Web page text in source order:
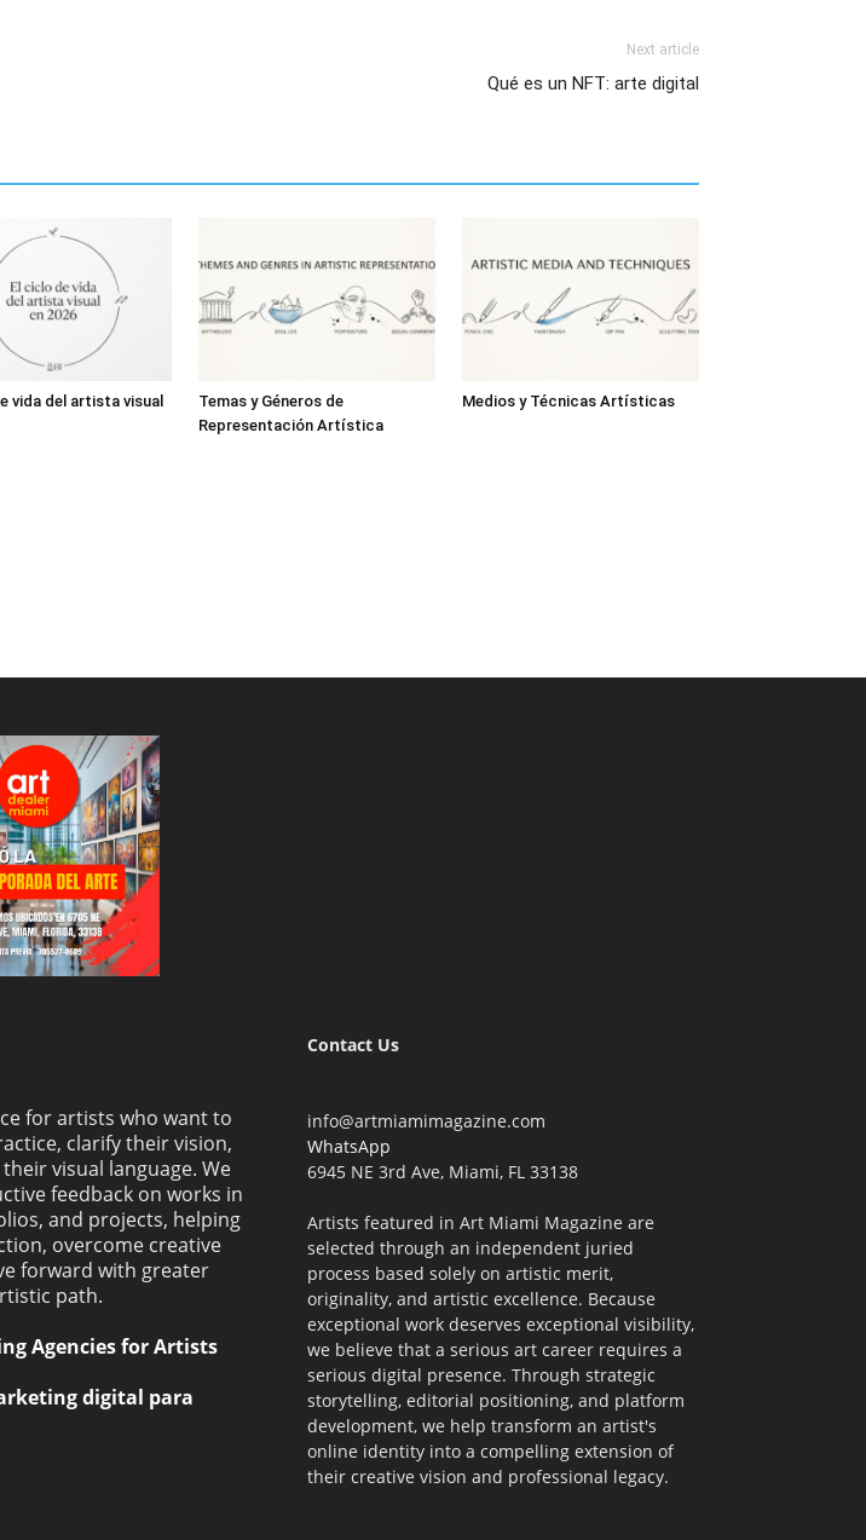
Next article
Qué es un NFT: arte digital
vida del artista visual
Temas y Géneros de
Representación Artística
Medios y Técnicas Artísticas
for artists who want to
clarify their vision,
visual language. We
feedback on works in
and projects, helping
overcome creative
forward with greater
path.
Agencies for Artists
digital para
Contact Us
info@artmiamimagazine.com
WhatsApp
6945 NE 3rd Ave, Miami, FL 33138
Artists featured in Art Miami Magazine are
selected through an independent juried
process based solely on artistic merit,
originality, and artistic excellence. Because
exceptional work deserves exceptional visibility,
we believe that a serious art career requires a
serious digital presence. Through strategic
storytelling, editorial positioning, and platform
development, we help transform an artist's
online identity into a compelling extension of
their creative vision and professional legacy.